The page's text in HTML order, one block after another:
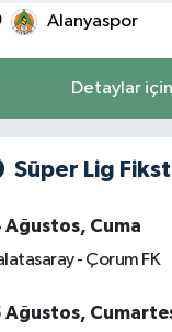
Alanyaspor
Detaylar için
Süper Lig
Ağustos, Cuma
- Çorum FK
Ağustos,